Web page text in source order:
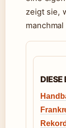
zeigt sie,
DIESE